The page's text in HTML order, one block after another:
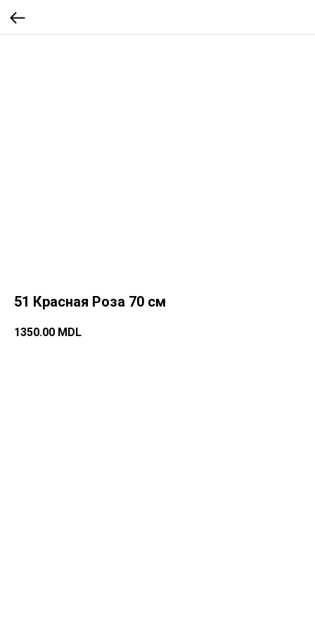
51 Красная Роза 70 см
1350.00 MDL